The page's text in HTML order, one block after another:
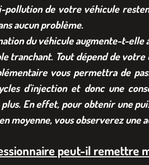
pollution de votre véhicule
aucun problème.
du véhicule augmente-t-elle
tranchant. Tout dépend de
vous permettra de
d'injection et donc une
En effet, pour obtenir une
moyenne, vous observerez
peut-il remettre